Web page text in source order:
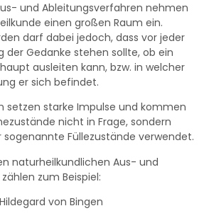
und Ableitungsverfahren nehmen
einen großen Raum ein.
darf dabei jedoch, dass vor jeder
der Gedanke stehen sollte, ob ein
ausleiten kann, bzw. in welcher
er sich befindet.
setzen starke Impulse und kommen
nicht in Frage, sondern
Füllezustände verwendet.
naturheilkundlichen Aus- und
zum Beispiel:
von Bingen